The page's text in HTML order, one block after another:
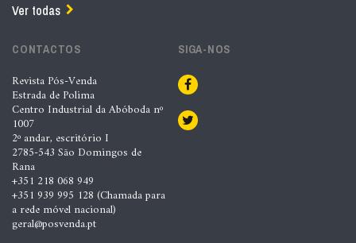
Ver todas
CONTACTOS
Revista Pós-Venda
Estrada de Polima
Centro Industrial da Abóboda nº
1007
2º andar, escritório I
2785-543 São Domingos de
Rana
+351 218 068 949
+351 939 995 128 (Chamada para
a rede móvel nacional)
geral@posvenda.pt
SIGA-NOS